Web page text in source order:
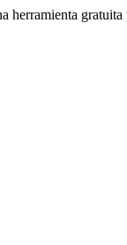
herramienta